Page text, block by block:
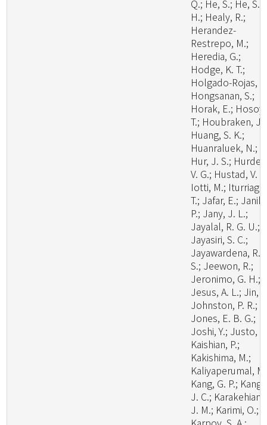
Q.; He, S.; He, S.
H.; Healy, R.;
Herandez-
Restrepo, M.;
Heredia, G.;
Hodge, K. T.;
Holgado-Rojas,
Hongsanan, S.;
Horak, E.;
T.; Houbraken, J.;
Huang, S. K.;
Huanraluek, N.;
Hur, J. S.;
V. G.; Hustad, V.
Iotti, M.; Iturriaga,
T.; Jafar, E.; Janik,
P.; Jany, J. L.;
Jayalal, R. G. U.;
Jayasiri, S. C.;
Jayawardena, R.
S.; Jeewon, R.;
Jeronimo, G. H.;
Jesus, A. L.; Jin,
Johnston, P. R.;
Jones, E. B. G.;
Joshi, Y.; Justo,
Kaishian, P.;
Kakishima, M.;
Kaliyaperumal,
Kang, G. P.; Kang,
J. C.; Karakehian,
J. M.; Karimi, O.;